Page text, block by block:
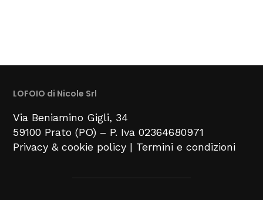
LOFOIO di Nicole Srl
Via Beniamino Gigli, 34
59100 Prato (PO) – P. Iva 02364680971
Privacy & cookie policy | Termini e condizioni